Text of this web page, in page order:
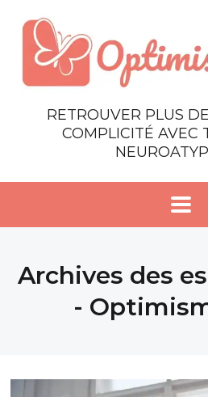
RETROUVER PLUS
COMPLICITÉ AVEC
Archives des
-